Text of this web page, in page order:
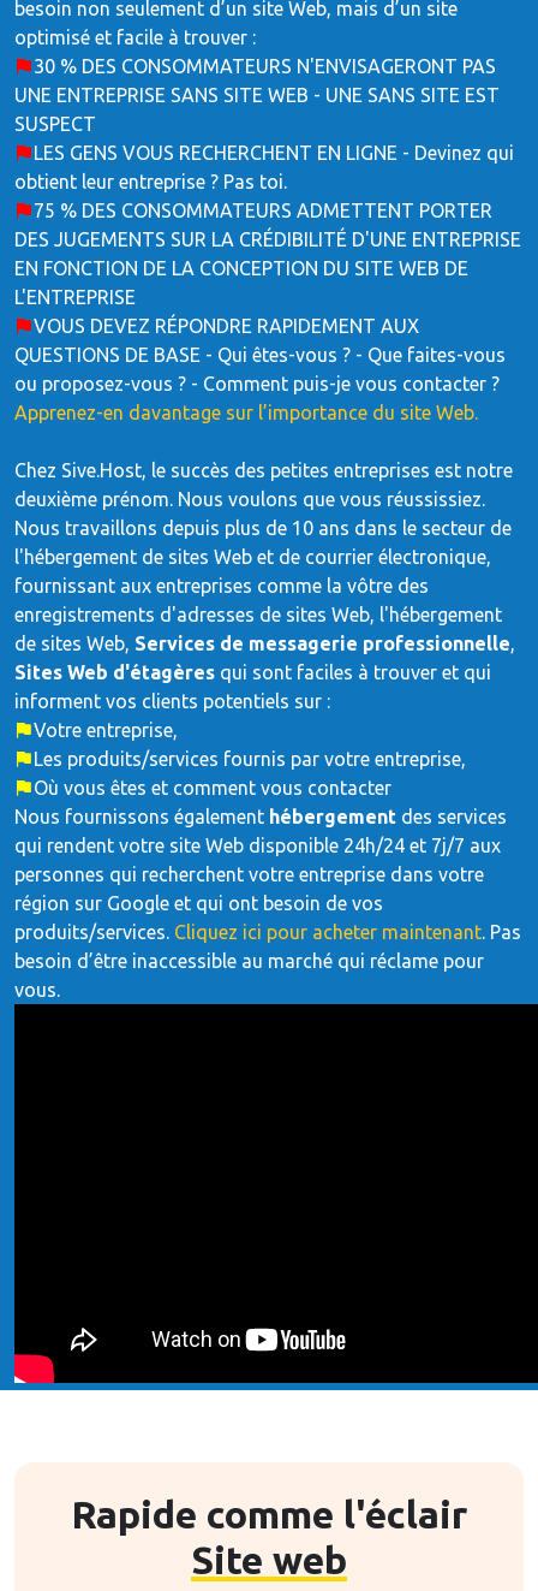
besoin non seulement d’un site Web, mais d’un site
optimisé et facile à trouver :
30 % DES CONSOMMATEURS N'ENVISAGERONT PAS
UNE ENTREPRISE SANS SITE WEB - UNE SANS SITE EST
SUSPECT
LES GENS VOUS RECHERCHENT EN LIGNE - Devinez qui
obtient leur entreprise ? Pas toi.
75 % DES CONSOMMATEURS ADMETTENT PORTER
DES JUGEMENTS SUR LA CRÉDIBILITÉ D'UNE ENTREPRISE
EN FONCTION DE LA CONCEPTION DU SITE WEB DE
L'ENTREPRISE
VOUS DEVEZ RÉPONDRE RAPIDEMENT AUX
QUESTIONS DE BASE - Qui êtes-vous ? - Que faites-vous
ou proposez-vous ? - Comment puis-je vous contacter ?
Apprenez-en davantage sur l’importance du site Web.
Chez Sive.Host, le succès des petites entreprises est notre
deuxième prénom. Nous voulons que vous réussissiez.
Nous travaillons depuis plus de 10 ans dans le secteur de
l'hébergement de sites Web et de courrier électronique,
fournissant aux entreprises comme la vôtre des
enregistrements d'adresses de sites Web, l'hébergement
de sites Web, Services de messagerie professionnelle,
Sites Web d'étagères qui sont faciles à trouver et qui
informent vos clients potentiels sur :
Votre entreprise,
Les produits/services fournis par votre entreprise,
Où vous êtes et comment vous contacter
Nous fournissons également hébergement des services
qui rendent votre site Web disponible 24h/24 et 7j/7 aux
personnes qui recherchent votre entreprise dans votre
région sur Google et qui ont besoin de vos
produits/services. Cliquez ici pour acheter maintenant. Pas
besoin d’être inaccessible au marché qui réclame pour
vous.
Rapide comme l'éclair
Site web